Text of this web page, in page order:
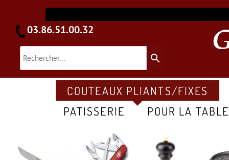
search
COUTEAUX PLIANTS/FIXES
PATISSERIE
POUR LA TABLE
03.86.51.00.32